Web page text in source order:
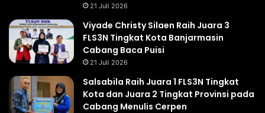
21 Juli 2026
Viyade Christy Silaen Raih Juara 3
FLS3N Tingkat Kota Banjarmasin
Cabang Baca Puisi
21 Juli 2026
Salsabila Raih Juara 1 FLS3N Tingkat
Kota dan Juara 2 Tingkat Provinsi pada
Cabang Menulis Cerpen